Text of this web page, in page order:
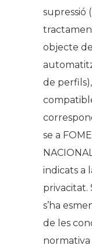
supressió
objecte
de
se a
indicats a
privacitat.
s’ha
de les